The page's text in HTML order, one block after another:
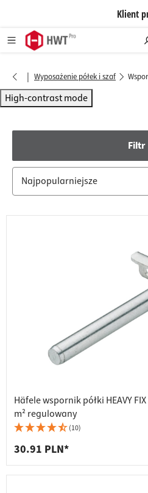
Klient
| Wyposażenie półek i szaf
High-contrast mode
Filtr
Häfele wspornik półki HEAVY
m² regulowany
(10)
30.91 PLN*